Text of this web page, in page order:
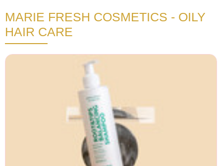
MARIE FRESH COSMETICS - OILY
HAIR CARE